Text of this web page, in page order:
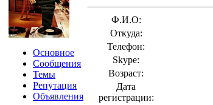
Основное
Сообщения
Темы
Репутация
Объявления
Ф.И.О:
Откуда:
Телефон:
Skype:
Возраст:
Дата
регистрации: